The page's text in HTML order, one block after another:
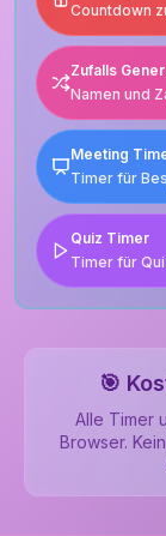
Countdown
Zufalls
Namen und
Meeting
Timer für
Quiz Timer
Timer für
🎯
Alle Timer
Browser.